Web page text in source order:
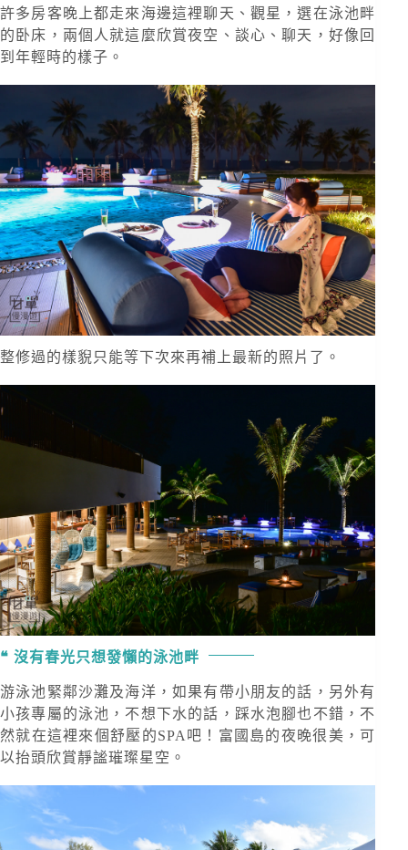
許多房客晚上都走來海邊這裡聊天、觀星，選在泳池畔
的卧床，兩個人就這麼欣賞夜空、談心、聊天，好像回
到年輕時的樣子。
整修過的樣貎只能等下次來再補上最新的照片了。
沒有春光只想發懶的泳池畔
游泳池緊鄰沙灘及海洋，如果有帶小朋友的話，另外有
小孩專屬的泳池，不想下水的話，踩水泡腳也不錯，不
然就在這裡來個舒壓的SPA吧！富國島的夜晚很美，可
以抬頭欣賞靜謐璀璨星空。